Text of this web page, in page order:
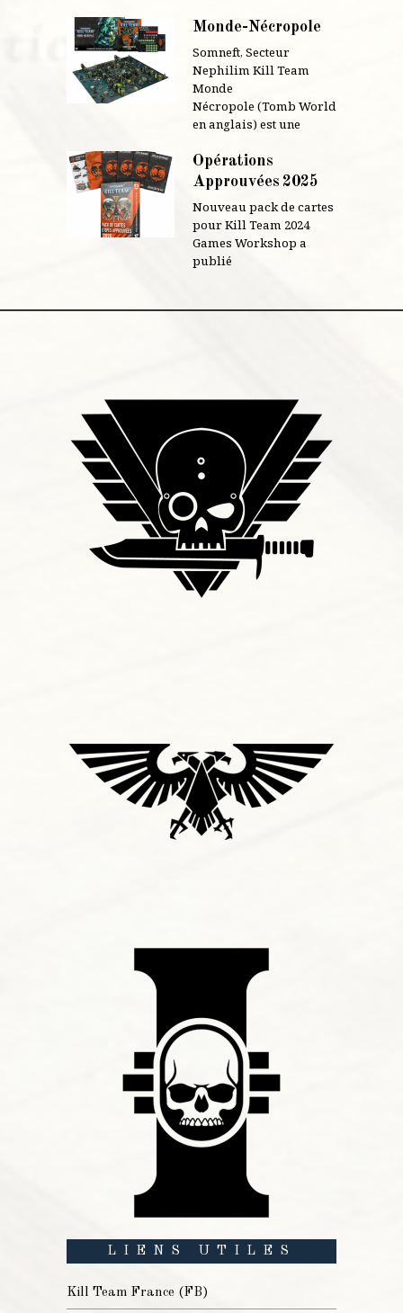
Monde-Nécropole
Somneft, Secteur
Nephilim Kill Team
Monde
Nécropole (Tomb World
en anglais) est une
Opérations
Approuvées 2025
Nouveau pack de cartes
pour Kill Team 2024
Games Workshop a
publié
LIENS UTILES
Kill Team France (FB)